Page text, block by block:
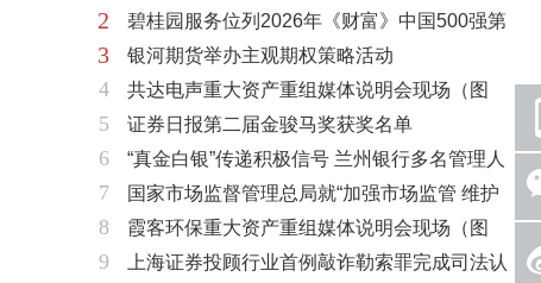
2
3
4
5
6
7
8
9
建者的跃迁
碧桂园服务位列2026年《财富》中国500强第
321位 排名稳步上升彰显发展韧性
银河期货举办主观期权策略活动
共达电声重大资产重组媒体说明会现场（图
片）
证券日报第二届金骏马奖获奖名单
“真金白银”传递积极信号 兰州银行多名管理人
员拟增持公司股份不低于600万元
国家市场监督管理总局就“加强市场监管 维护
市场秩序”答记者问
霞客环保重大资产重组媒体说明会现场（图
片）
上海证券投顾行业首例敲诈勒索罪完成司法认